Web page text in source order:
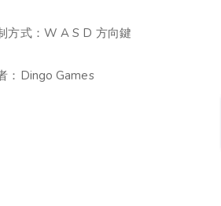
方式：W A S D 方向鍵
：Dingo Games